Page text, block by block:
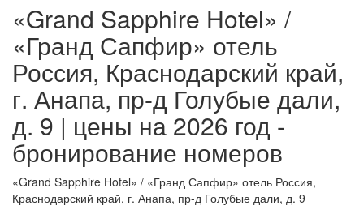
«Grand Sapphire Hotel» /
«Гранд Сапфир» отель
Россия, Краснодарский край,
г. Анапа, пр-д Голубые дали,
д. 9 | цены на 2026 год -
бронирование номеров
«Grand Sapphire Hotel» / «Гранд Сапфир» отель Россия,
Краснодарский край, г. Анапа, пр-д Голубые дали, д. 9